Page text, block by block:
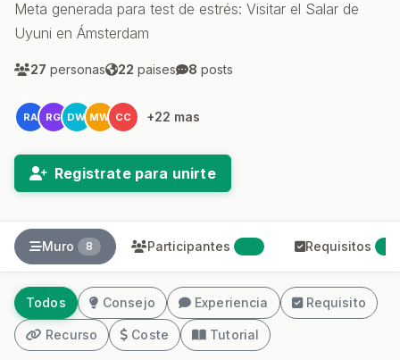
Meta generada para test de estrés: Visitar el Salar de
Uyuni en Ámsterdam
27 personas 22 paises 8 posts
RA RG DW MW CC +22 mas
Registrate para unirte
Muro 8 Participantes Requisitos
Todos Consejo Experiencia Requisito
Recurso Coste Tutorial